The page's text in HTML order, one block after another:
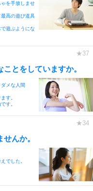
を手放しませ
高の遊び道具
遊ぶようにな
とをしていますか。
メな人間
す。
す。
んか。
でした。